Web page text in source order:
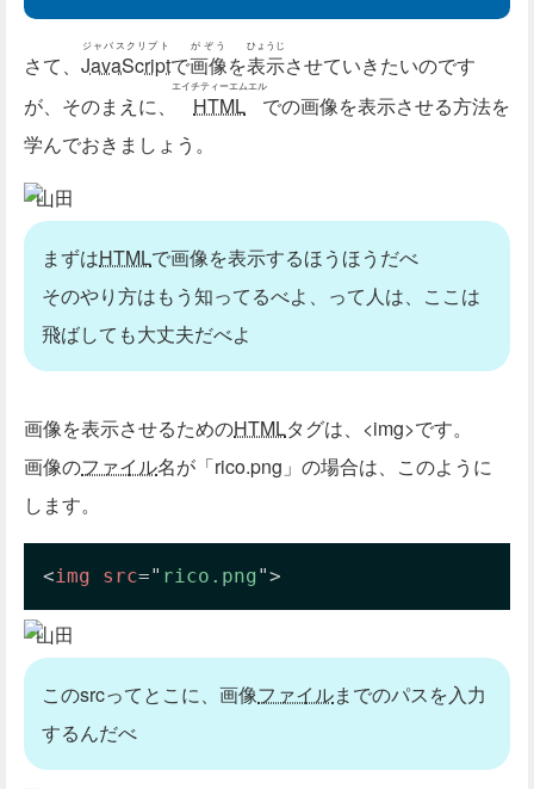
さて、 JavaScript
ジャバスクリプト
で画像
がぞう
を表示
ひょうじ
させていきたいのです
が、そのまえに、
HTML
エイチティーエムエル
での画像を表示させる方法を
学んでおきましょう。
山田
まずはHTMLで画像を表示するほうほうだべ
そのやり方はもう知ってるべよ、って人は、ここは
飛ばしても大丈夫だべよ
画像を表示させるためのHTMLタグは、<img>です。
画像のファイル名が「rico.png」の場合は、このように
します。
<img src=" rico.png ">
山田
このsrcってとこに、画像ファイルまでのパスを入力
するんだべ